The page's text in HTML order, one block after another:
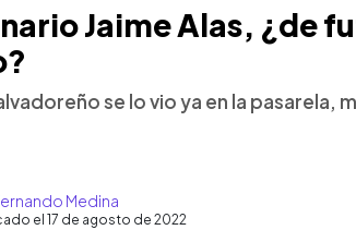
Jaime Alas, ¿de
se lo vio ya en la
Medina
el 17 de agosto de 2022